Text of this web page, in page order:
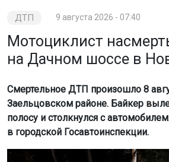
ДТП 9 августа 2026 - 07:40
Мотоциклист
на Дачном шоссе в
Смертельное ДТП произошло 8
Заельцовском районе. Байкер
полосу и столкнулся с
в городской Госавтоинспекции.